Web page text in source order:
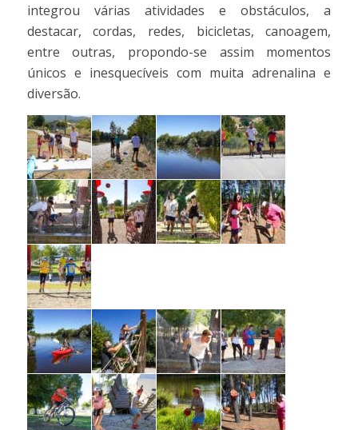
integrou várias atividades e obstáculos, a
destacar, cordas, redes, bicicletas, canoagem,
entre outras, propondo-se assim momentos
únicos e inesquecíveis com muita adrenalina e
diversão.